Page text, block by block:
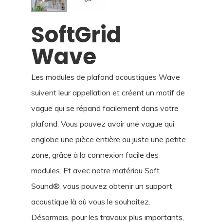
SoftGrid
Wave
Les modules de plafond acoustiques Wave
suivent leur appellation et créent un motif de
vague qui se répand facilement dans votre
plafond. Vous pouvez avoir une vague qui
englobe une pièce entière ou juste une petite
zone, grâce à la connexion facile des
modules. Et avec notre matériau Soft
Sound®, vous pouvez obtenir un support
acoustique là où vous le souhaitez.
Désormais, pour les travaux plus importants,